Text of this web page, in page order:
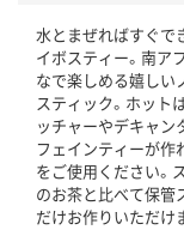
この商品の環境配慮
アスクル商品環境ス
水とまぜればすぐで
イボスティー。南ア
なで楽しめる嬉しい
スティック。ホット
ッチャーやデキャン
フェインティーが作
をご使用ください。
のお茶と比べて保管
だけお作りいただけ